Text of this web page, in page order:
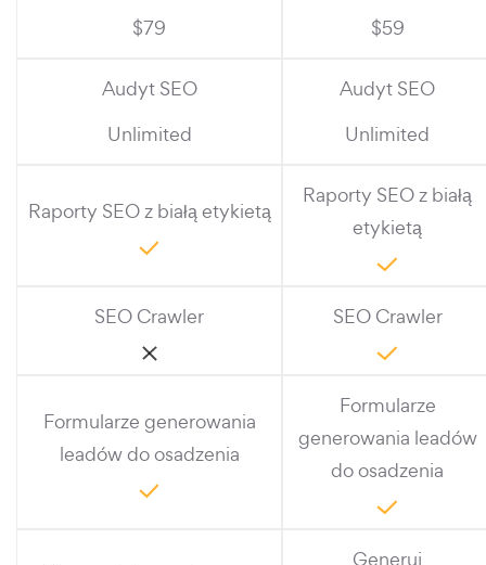
$79
$59
Audyt SEO
Unlimited
Audyt SEO
Unlimited
Raporty SEO z białą etykietą
Raporty SEO z białą
etykietą
SEO Crawler SEO Crawler
Formularze generowania
leadów do osadzenia
Formularze
generowania leadów
do osadzenia
Generuj